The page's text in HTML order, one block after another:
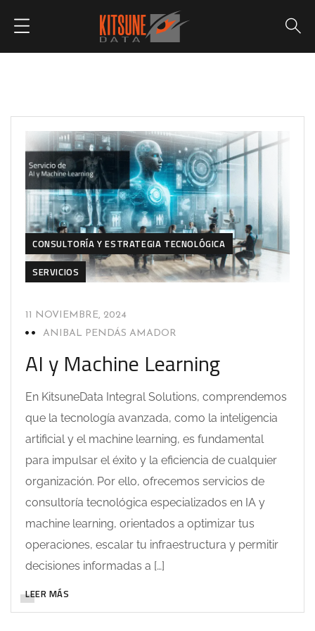
CONSULTORÍA Y ESTRATEGIA TECNOLÓGICA
SERVICIOS
11 NOVIEMBRE, 2024
ANIBAL PENDÁS AMADOR
AI y Machine Learning
En KitsuneData Integral Solutions, comprendemos
que la tecnología avanzada, como la inteligencia
artificial y el machine learning, es fundamental
para impulsar el éxito y la eficiencia de cualquier
organización. Por ello, ofrecemos servicios de
consultoría tecnológica especializados en IA y
machine learning, orientados a optimizar tus
operaciones, escalar tu infraestructura y permitir
decisiones informadas a […]
LEER MÁS